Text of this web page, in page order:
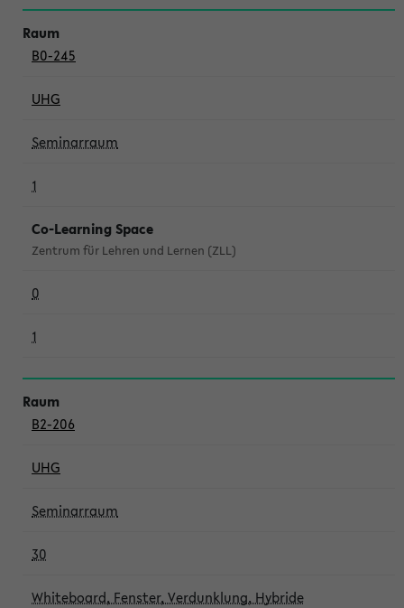
B0-245
UHG
Seminarraum
1
Co-Learning Space
Zentrum für Lehren und Lernen (ZLL)
0
1
B2-206
UHG
Seminarraum
30
Whiteboard, Fenster, Verdunklung, Hybride